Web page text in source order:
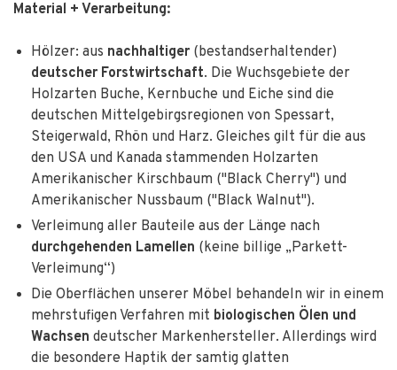
Material + Verarbeitung:
Hölzer: aus nachhaltiger (bestandserhaltender)
deutscher Forstwirtschaft. Die Wuchsgebiete der
Holzarten Buche, Kernbuche und Eiche sind die
deutschen Mittelgebirgsregionen von Spessart,
Steigerwald, Rhön und Harz. Gleiches gilt für die aus
den USA und Kanada stammenden Holzarten
Amerikanischer Kirschbaum ("Black Cherry") und
Amerikanischer Nussbaum ("Black Walnut").
Verleimung aller Bauteile aus der Länge nach
durchgehenden Lamellen (keine billige „Parkett-
Verleimung“)
Die Oberflächen unserer Möbel behandeln wir in einem
mehrstufigen Verfahren mit biologischen Ölen und
Wachsen deutscher Markenhersteller. Allerdings wird
die besondere Haptik der samtig glatten